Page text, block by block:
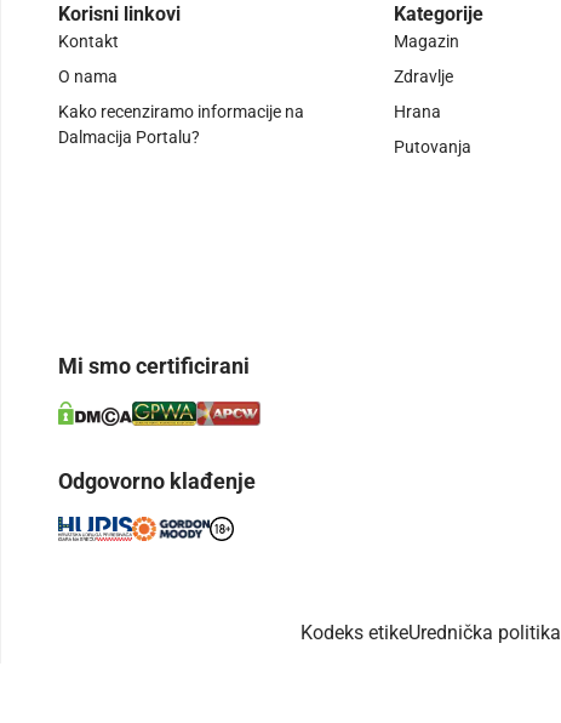
Korisni linkovi
Kontakt
O nama
Kako recenziramo informacije na
Dalmacija Portalu?
Kategorije
Magazin
Zdravlje
Hrana
Putovanja
Mi smo certificirani
Odgovorno klađenje
Kodeks etikeUrednička politika